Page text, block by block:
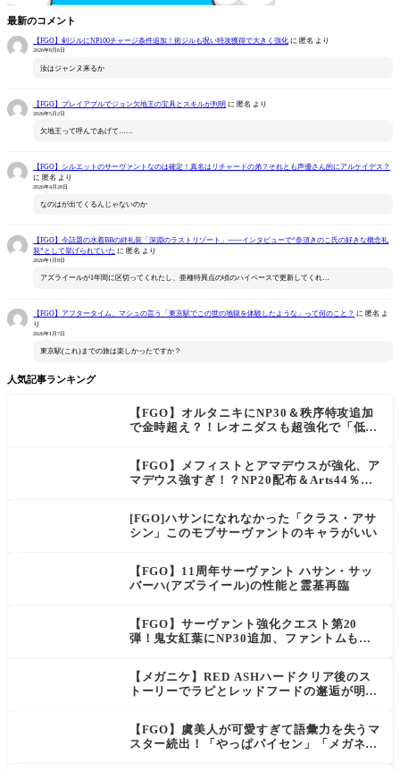
最新のコメント
【FGO】剣ジルにNP100チャージ条件追加！術ジルも呪い特攻獲得で大きく強化 に 匿名 より
2026年8月6日
汝はジャンヌ来るか
【FGO】プレイアブルでジョン欠地王の宝具とスキルが判明 に 匿名 より
2026年5月2日
欠地王って呼んであげて……
【FGO】シルエットのサーヴァントなのは確定！真名はリチャードの弟？それとも声優さん的にアルケイデス？
に 匿名 より
2026年4月28日
なのはが出てくるんじゃないのか
【FGO】今話題の水着BBの絆礼装「深淵のラストリゾート」――インタビューで“奈須きのこ氏の好きな概念礼
装”として挙げられていた に 匿名 より
2026年1月8日
アズライールが1年間に区切ってくれたし、亜種特異点の頃のハイペースで更新してくれ…
【FGO】アフタータイム、マシュの言う「東京駅でこの世の地獄を体験したような」って何のこと？ に 匿名 よ
り
2026年1月7日
東京駅(これ)までの旅は楽しかったですか？
人気記事ランキング
【FGO】オルタニキにNP30＆秩序特攻追加
で金時超え？！レオニダスも超強化で「低レ
【FGO】メフィストとアマデウスが強化、ア
マデウス強すぎ！？NP20配布＆Arts44％強
[FGO]ハサンになれなかった「クラス・アサ
シン」このモブサーヴァントのキャラがいい
【FGO】11周年サーヴァント ハサン・サッ
バーハ(アズライール)の性能と霊基再臨
【FGO】サーヴァント強化クエスト第20
弾！鬼女紅葉にNP30追加、ファントムも大
【メガニケ】RED ASHハードクリア後のス
トーリーでラピとレッドフードの邂逅が明か
さん30年寝てた。【勝利の女神NIKKE】
【FGO】虞美人が可愛すぎて語彙力を失うマ
スター続出！「やっぱパイセン」「メガネよ